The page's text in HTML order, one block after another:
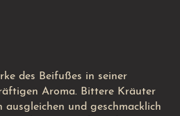
des Beifußes in seiner
Aroma. Bittere Kräuter
ausgleichen und geschmacklich